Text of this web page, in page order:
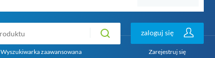
Wyszukiwarka zaawansowana
zaloguj się
Zarejestruj się